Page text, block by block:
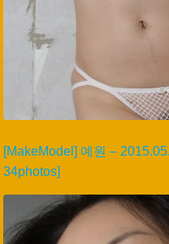
[MakeModel] 예원 –
34photos]